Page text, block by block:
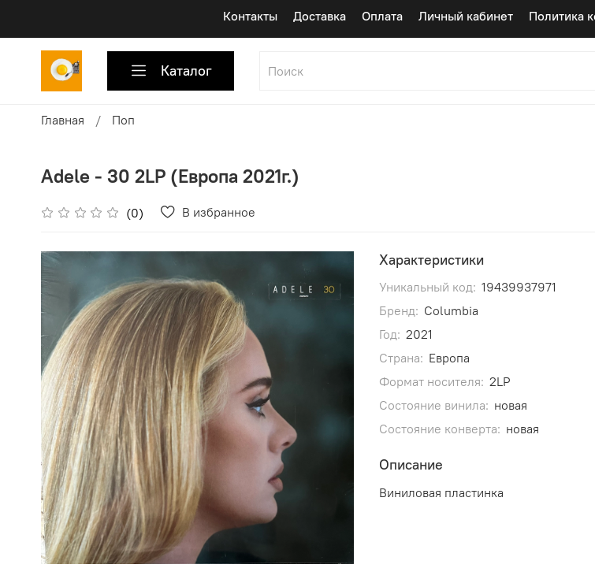
Контакты Доставка Оплата Личный кабинет Политика
Каталог
Главная Поп
Adele - 30 2LP (Европа 2021г.)
(0) В избранное
Характеристики
Уникальный код: 19439937971
Бренд: Columbia
Год: 2021
Страна: Европа
Формат носителя: 2LP
Состояние винила: новая
Состояние конверта: новая
Описание
Виниловая пластинка